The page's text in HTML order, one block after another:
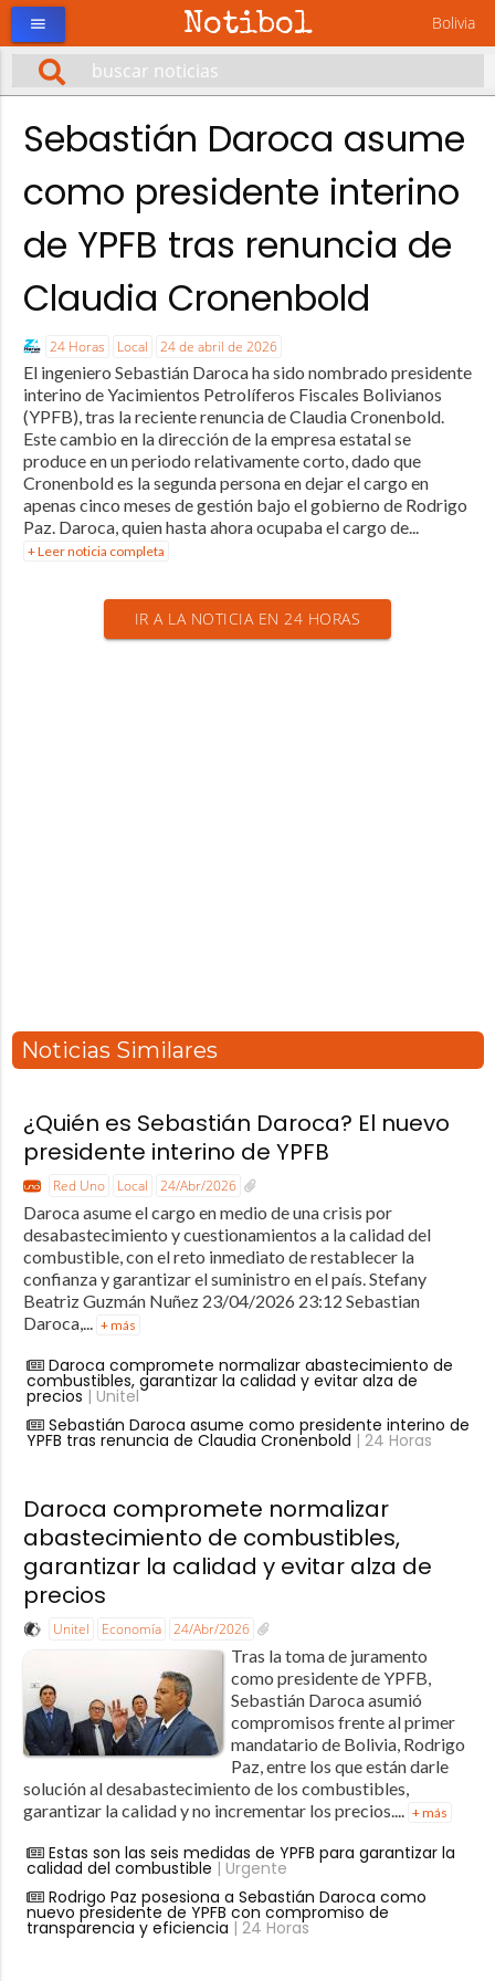
Notibol Bolivia
menu
Sebastián Daroca asume
como presidente interino
de YPFB tras renuncia de
Claudia Cronenbold
24 Horas Local 24 de abril de 2026
El ingeniero Sebastián Daroca ha sido nombrado presidente
interino de Yacimientos Petrolíferos Fiscales Bolivianos
(YPFB), tras la reciente renuncia de Claudia Cronenbold.
Este cambio en la dirección de la empresa estatal se
produce en un periodo relativamente corto, dado que
Cronenbold es la segunda persona en dejar el cargo en
apenas cinco meses de gestión bajo el gobierno de Rodrigo
Paz. Daroca, quien hasta ahora ocupaba el cargo de...
+ Leer noticia completa
IR A LA NOTICIA EN 24 HORAS
Noticias Similares
¿Quién es Sebastián Daroca? El nuevo
presidente interino de YPFB
Red Uno Local 24/Abr/2026
Daroca asume el cargo en medio de una crisis por
desabastecimiento y cuestionamientos a la calidad del
combustible, con el reto inmediato de restablecer la
confianza y garantizar el suministro en el país. Stefany
Beatriz Guzmán Nuñez 23/04/2026 23:12 Sebastian
Daroca,... + más
Daroca compromete normalizar abastecimiento de
combustibles, garantizar la calidad y evitar alza de
precios | Unitel
Sebastián Daroca asume como presidente interino de
YPFB tras renuncia de Claudia Cronenbold | 24 Horas
Daroca compromete normalizar
abastecimiento de combustibles,
garantizar la calidad y evitar alza de
precios
Unitel Economía 24/Abr/2026
Tras la toma de juramento
como presidente de YPFB,
Sebastián Daroca asumió
compromisos frente al primer
mandatario de Bolivia, Rodrigo
Paz, entre los que están darle
solución al desabastecimiento de los combustibles,
garantizar la calidad y no incrementar los precios....
+ más
Estas son las seis medidas de YPFB para garantizar la
calidad del combustible | Urgente
Rodrigo Paz posesiona a Sebastián Daroca como
nuevo presidente de YPFB con compromiso de
transparencia y eficiencia | 24 Horas